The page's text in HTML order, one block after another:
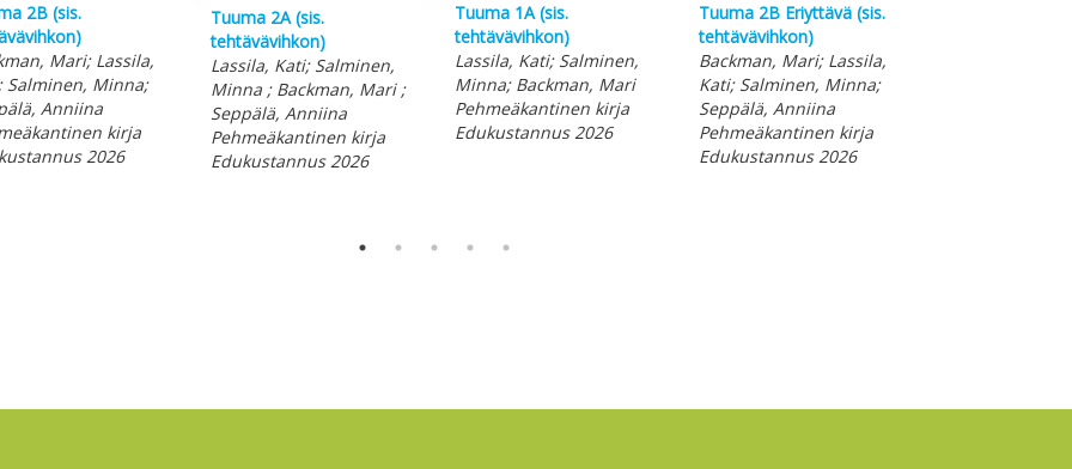
2B (sis.
Mari; Lassila,
Salminen, Minna;
Anniina
kirja
2026
Tuuma 2A (sis.
tehtävävihkon)
Lassila, Kati; Salminen,
Minna ; Backman, Mari ;
Seppälä, Anniina
Pehmeäkantinen kirja
Edukustannus 2026
Tuuma 1A (sis.
tehtävävihkon)
Lassila, Kati; Salminen,
Minna; Backman, Mari
Pehmeäkantinen kirja
Edukustannus 2026
Tuuma 2B Eriyttävä (sis.
tehtävävihkon)
Backman, Mari; Lassila,
Kati; Salminen, Minna;
Seppälä, Anniina
Pehmeäkantinen kirja
Edukustannus 2026